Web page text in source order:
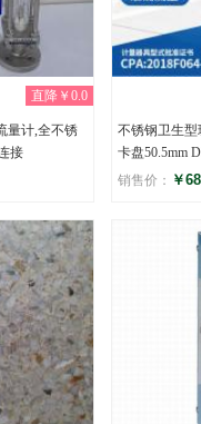
直降￥0.0
量计,全不锈
接
不锈钢卫生型
卡盘50.5mm
销售价： ￥